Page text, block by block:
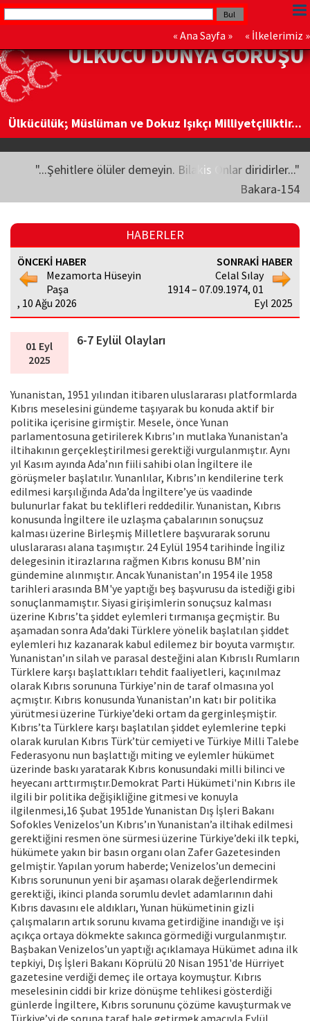
« Ana Sayfa » « İlkelerimiz »
ÜLKÜCÜ DÜNYA GÖRÜŞÜ
Ülkücülük; Müslüman ve Dokuz Işıkçı Milliyetçiliktir...
"...Şehitlere ölüler demeyin. Bilakis Onlar diridirler..."
Bakara-154
HABERLER
ÖNCEKİ HABER
Mezamorta Hüseyin
Paşa
, 10 Ağu 2026
SONRAKİ HABER
Celal Sılay
1914 – 07.09.1974, 01
Eyl 2025
01 Eyl
2025
6-7 Eylül Olayları
Yunanistan, 1951 yılından itibaren uluslararası platformlarda
Kıbrıs meselesini gündeme taşıyarak bu konuda aktif bir
politika içerisine girmiştir. Mesele, önce Yunan
parlamentosuna getirilerek Kıbrıs’ın mutlaka Yunanistan’a
iltihakının gerçekleştirilmesi gerektiği vurgulanmıştır. Aynı
yıl Kasım ayında Ada’nın fiili sahibi olan İngiltere ile
görüşmeler başlatılır. Yunanlılar, Kıbrıs’ın kendilerine terk
edilmesi karşılığında Ada’da İngiltere’ye üs vaadinde
bulunurlar fakat bu teklifleri reddedilir. Yunanistan, Kıbrıs
konusunda İngiltere ile uzlaşma çabalarının sonuçsuz
kalması üzerine Birleşmiş Milletlere başvurarak sorunu
uluslararası alana taşımıştır. 24 Eylül 1954 tarihinde İngiliz
delegesinin itirazlarına rağmen Kıbrıs konusu BM’nin
gündemine alınmıştır. Ancak Yunanistan’ın 1954 ile 1958
tarihleri arasında BM'ye yaptığı beş başvurusu da istediği gibi
sonuçlanmamıştır. Siyasi girişimlerin sonuçsuz kalması
üzerine Kıbrıs’ta şiddet eylemleri tırmanışa geçmiştir. Bu
aşamadan sonra Ada’daki Türklere yönelik başlatılan şiddet
eylemleri hız kazanarak kabul edilemez bir boyuta varmıştır.
Yunanistan’ın silah ve parasal desteğini alan Kıbrıslı Rumların
Türklere karşı başlattıkları tehdit faaliyetleri, kaçınılmaz
olarak Kıbrıs sorununa Türkiye’nin de taraf olmasına yol
açmıştır. Kıbrıs konusunda Yunanistan’ın katı bir politika
yürütmesi üzerine Türkiye’deki ortam da gerginleşmiştir.
Kıbrıs’ta Türklere karşı başlatılan şiddet eylemlerine tepki
olarak kurulan Kıbrıs Türk’tür cemiyeti ve Türkiye Milli Talebe
Federasyonu nun başlattığı miting ve eylemler hükümet
üzerinde baskı yaratarak Kıbrıs konusundaki milli bilinci ve
heyecanı arttırmıştır.Demokrat Parti Hükümeti'nin Kıbrıs ile
ilgili bir politika değişikliğine gitmesi ve konuyla
ilgilenmesi,16 Şubat 1951de Yunanistan Dış İşleri Bakanı
Sofokles Venizelos’un Kıbrıs’ın Yunanistan’a iltihak edilmesi
gerektiğini resmen öne sürmesi üzerine Türkiye’deki ilk tepki,
hükümete yakın bir basın organı olan Zafer Gazetesinden
gelmiştir. Yapılan yorum haberde; Venizelos’un demecini
Kıbrıs sorununun yeni bir aşaması olarak değerlendirmek
gerektiği, ikinci planda sorumlu devlet adamlarının dahi
Kıbrıs davasını ele aldıkları, Yunan hükümetinin gizli
çalışmaların artık sorunu kıvama getirdiğine inandığı ve işi
açıkça ortaya dökmekte sakınca görmediği vurgulanmıştır.
Başbakan Venizelos’un yaptığı açıklamaya Hükümet adına ilk
tepkiyi, Dış İşleri Bakanı Köprülü 20 Nisan 1951'de Hürriyet
gazetesine verdiği demeç ile ortaya koymuştur. Kıbrıs
meselesinin ciddi bir krize dönüşme tehlikesi gösterdiği
günlerde İngiltere, Kıbrıs sorununu çözüme kavuşturmak ve